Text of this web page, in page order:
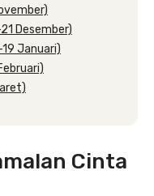
Desember)
Januari)
Cinta